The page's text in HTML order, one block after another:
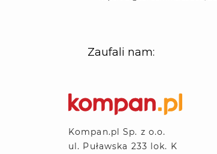
Kompan.pl Sp. z o.o.
ul. Puławska 233 lok. K